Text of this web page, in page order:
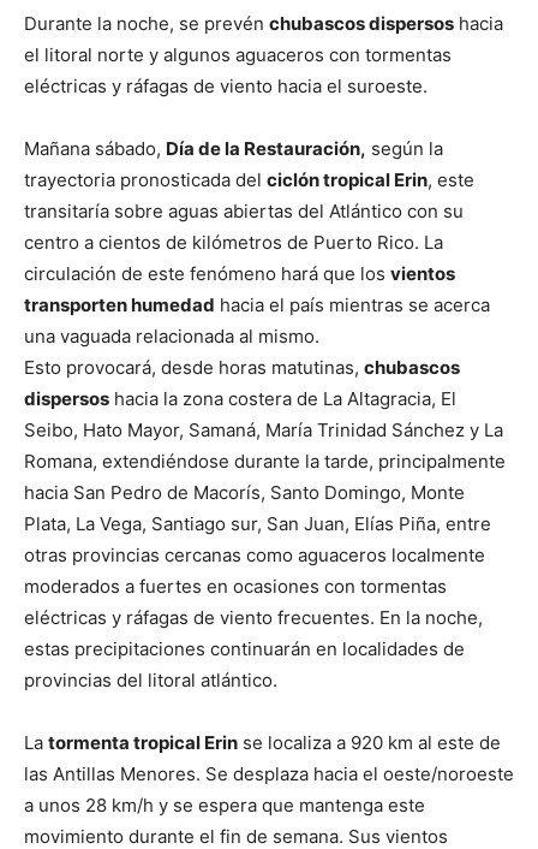
Durante la noche, se prevén chubascos dispersos hacia
el litoral norte y algunos aguaceros con tormentas
eléctricas y ráfagas de viento hacia el suroeste.
Mañana sábado, Día de la Restauración, según la
trayectoria pronosticada del ciclón tropical Erin, este
transitaría sobre aguas abiertas del Atlántico con su
centro a cientos de kilómetros de Puerto Rico. La
circulación de este fenómeno hará que los vientos
transporten humedad hacia el país mientras se acerca
una vaguada relacionada al mismo.
Esto provocará, desde horas matutinas, chubascos
dispersos hacia la zona costera de La Altagracia, El
Seibo, Hato Mayor, Samaná, María Trinidad Sánchez y La
Romana, extendiéndose durante la tarde, principalmente
hacia San Pedro de Macorís, Santo Domingo, Monte
Plata, La Vega, Santiago sur, San Juan, Elías Piña, entre
otras provincias cercanas como aguaceros localmente
moderados a fuertes en ocasiones con tormentas
eléctricas y ráfagas de viento frecuentes. En la noche,
estas precipitaciones continuarán en localidades de
provincias del litoral atlántico.
La tormenta tropical Erin se localiza a 920 km al este de
las Antillas Menores. Se desplaza hacia el oeste/noroeste
a unos 28 km/h y se espera que mantenga este
movimiento durante el fin de semana. Sus vientos